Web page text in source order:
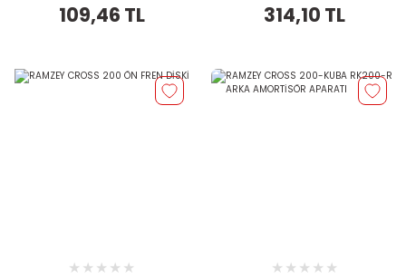
109,46 TL 314,10 TL